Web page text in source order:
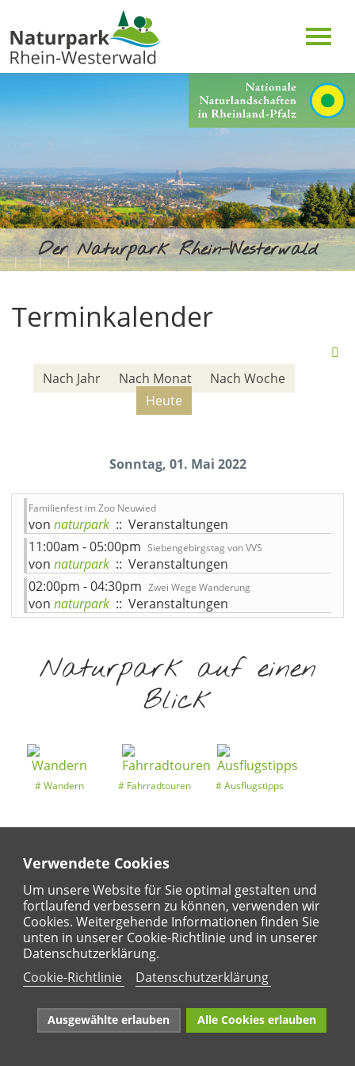
Verwendete Cookies
Um unsere Website für Sie optimal gestalten und
fortlaufend verbessern zu können, verwenden wir
Cookies. Weitergehende Informationen finden Sie
unten in unserer Cookie-Richtlinie und in unserer
Datenschutzerklärung.
Cookie-Richtlinie
Datenschutzerklärung
Ausgewählte erlauben Alle Cookies erlauben
Der Naturpark Rhein-Westerwald
Terminkalender
Nach Jahr Nach Monat
Nach Woche
Heute
Sonntag, 01. Mai 2022
Familienfest im Zoo Neuwied
von naturpark :: Veranstaltungen
11:00am - 05:00pm Siebengebirgstag von VVS
von naturpark :: Veranstaltungen
02:00pm - 04:30pm Zwei Wege Wanderung
von naturpark :: Veranstaltungen
Naturpark auf einen
Blick
Wandern Fahrradtouren Ausflugstipps
Entdeckertouren Ansichten
Regional
Karte